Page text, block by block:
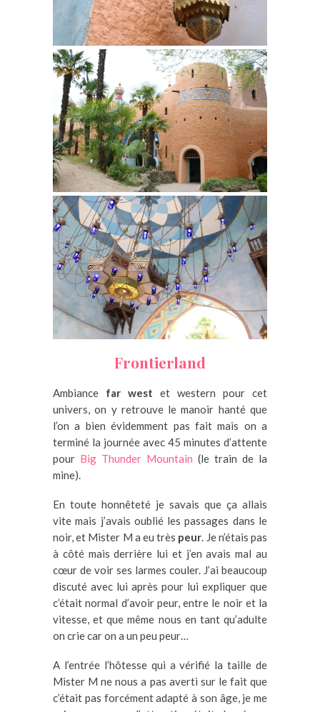
Frontierland
Ambiance far west et western pour cet
univers, on y retrouve le manoir hanté que
l’on a bien évidemment pas fait mais on a
terminé la journée avec 45 minutes d’attente
pour Big Thunder Mountain (le train de la
mine).
En toute honnêteté je savais que ça allais
vite mais j’avais oublié les passages dans le
noir, et Mister M a eu très peur . Je n’étais pas
à côté mais derrière lui et j’en avais mal au
cœur de voir ses larmes couler. J’ai beaucoup
discuté avec lui après pour lui expliquer que
c’était normal d’avoir peur, entre le noir et la
vitesse, et que même nous en tant qu’adulte
on crie car on a un peu peur…
A l’entrée l’hôtesse qui a vérifié la taille de
Mister M ne nous a pas averti sur le fait que
c’était pas forcément adapté à son âge, je me